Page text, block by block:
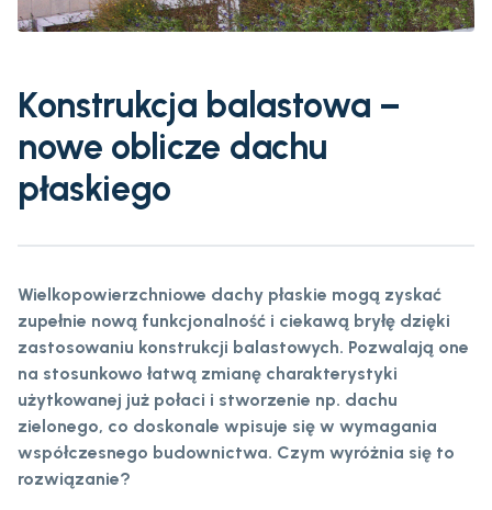
Konstrukcja balastowa –
nowe oblicze dachu
płaskiego
Wielkopowierzchniowe dachy płaskie mogą zyskać
zupełnie nową funkcjonalność i ciekawą bryłę dzięki
zastosowaniu konstrukcji balastowych. Pozwalają one
na stosunkowo łatwą zmianę charakterystyki
użytkowanej już połaci i stworzenie np. dachu
zielonego, co doskonale wpisuje się w wymagania
współczesnego budownictwa. Czym wyróżnia się to
rozwiązanie?